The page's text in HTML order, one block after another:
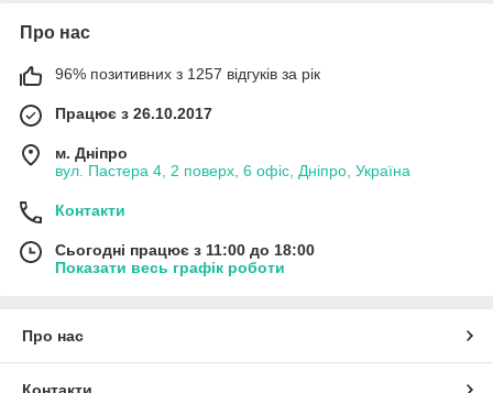
Про нас
96% позитивних з 1257 відгуків за рік
Працює з 26.10.2017
м. Дніпро
вул. Пастера 4, 2 поверх, 6 офіс, Дніпро, Україна
Контакти
Сьогодні працює з 11:00 до 18:00
Показати весь графік роботи
Про нас
Контакти